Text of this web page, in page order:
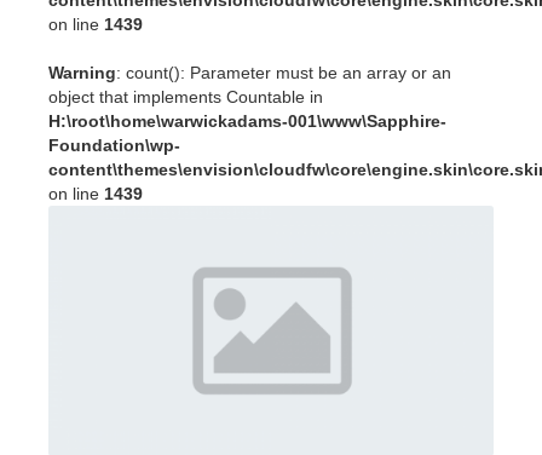
on line 1439
Warning: count(): Parameter must be an array or an
object that implements Countable in
H:\root\home\warwickadams-001\www\Sapphire-
Foundation\wp-
on line 1439